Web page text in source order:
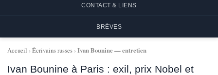
CONTACT & LIENS
BRÈVES
Accueil › Écrivains russes › Ivan Bounine — entretien
Ivan Bounine à Paris : exil, prix Nobel et